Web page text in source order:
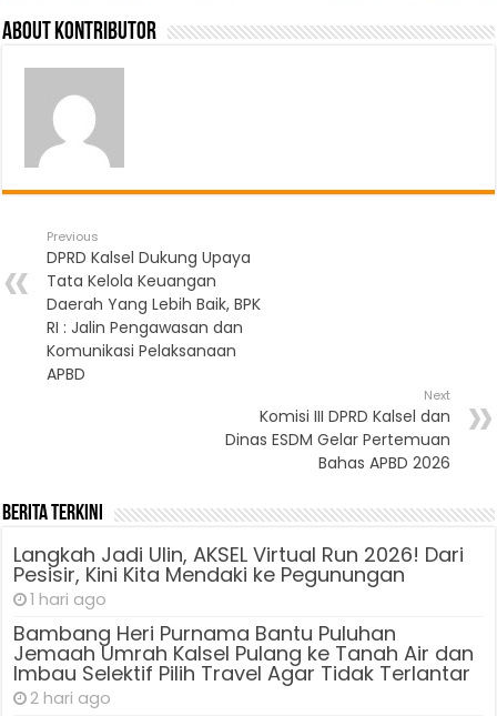
About Kontributor
Previous
DPRD Kalsel Dukung Upaya
Tata Kelola Keuangan
Daerah Yang Lebih Baik, BPK
RI : Jalin Pengawasan dan
Komunikasi Pelaksanaan
APBD
Next
Komisi III DPRD Kalsel dan
Dinas ESDM Gelar Pertemuan
Bahas APBD 2026
Berita Terkini
Langkah Jadi Ulin, AKSEL Virtual Run 2026! Dari
Pesisir, Kini Kita Mendaki ke Pegunungan
1 hari ago
Bambang Heri Purnama Bantu Puluhan
Jemaah Umrah Kalsel Pulang ke Tanah Air dan
Imbau Selektif Pilih Travel Agar Tidak Terlantar
2 hari ago